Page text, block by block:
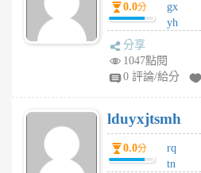
個
月
0.0分
gx
yh
jl
月
前
分享
1047點閱
0 評論/給分
lduyxjtsmh
0.0分
rq
tn